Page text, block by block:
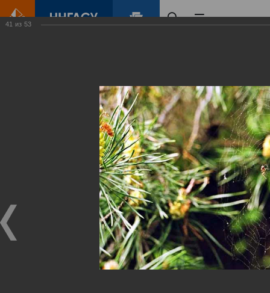
Виртуальные
выставки
(фотоальбомы)
41 из 53